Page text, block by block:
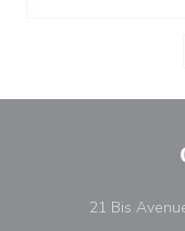
21 Bis